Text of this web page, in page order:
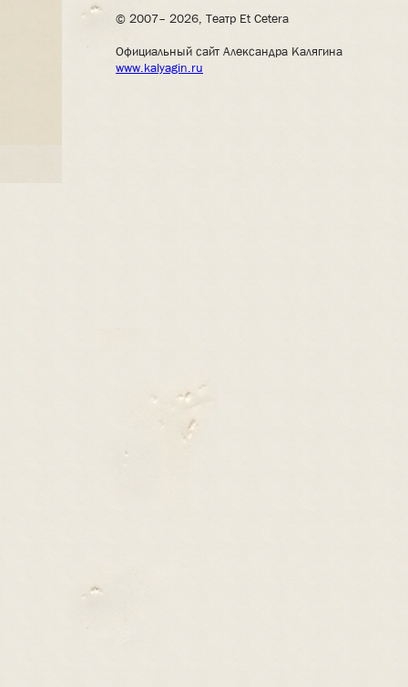
© 2007– 2026, Театр Et Cetera
Официальный сайт Александра Калягина
www.kalyagin.ru